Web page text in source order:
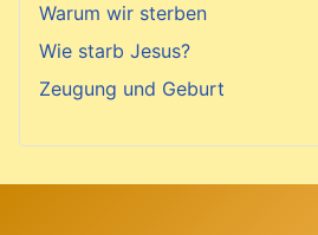
Warum wir sterben
Wie starb Jesus?
Zeugung und Geburt